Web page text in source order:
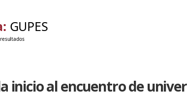
GUPES
inicio al encuentro de